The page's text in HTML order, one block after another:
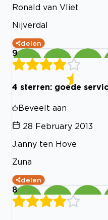
Ronald van Vliet
Nijverdal
delen
9
4 sterren: goede
Beveelt aan
28 February 2013
J.anny ten Hove
Zuna
delen
8